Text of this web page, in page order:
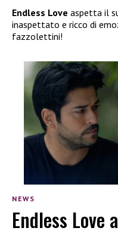
Endless Love aspetta il
inaspettato e ricco di
fazzolettini!
NEWS
Endless